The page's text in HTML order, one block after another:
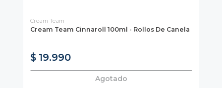
Cream Team
Cream Team Cinnaroll 100ml - Rollos De Canela
$ 19.990
Agotado